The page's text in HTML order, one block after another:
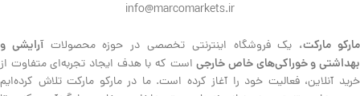
info@marcomarkets.ir
مارکو مارکت، یک فروشگاه اینترنتی تخصصی در حوزه محصولاتآرایشی و
بهداشتی و خوراکی‌های خاص خارجیاست که با هدف ایجاد تجربه‌ای متفاوت از
خرید آنلاین، فعالیت خود را آغاز کرده است. ما در مارکو مارکت تلاش کرده‌ایم